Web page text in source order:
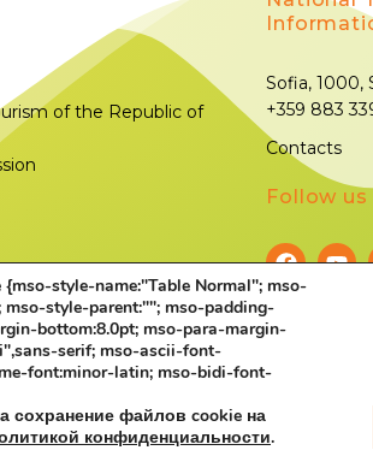
of the Republic of
Sofia, 1000,
+359 883
Contacts
Follow us
©
style-name:"Table Normal"; mso-
style-parent:""; mso-padding-
bottom:8.0pt; mso-para-margin-
serif; mso-ascii-font-
font:minor-latin; mso-bidi-font-
сохранение файлов cookie на
конфиденциальности.